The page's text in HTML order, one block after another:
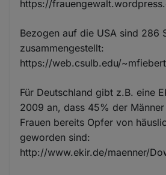
https://
Bezogen auf die USA sind 286
zusammengestellt:
https://web.csulb.edu/
Für Deutschland gibt z.B. eine
2009 an, dass 45% der
Frauen bereits Opfer von
geworden sind:
http://www.ekir.de/maenner/